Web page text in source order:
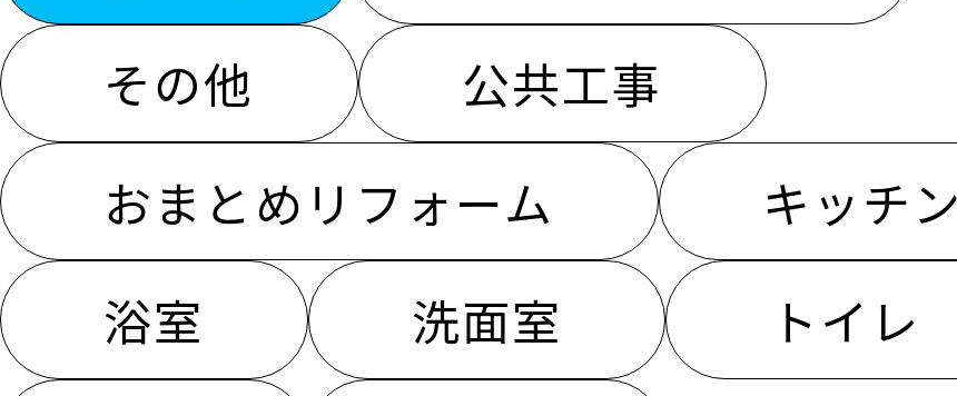
その他
公共工事
おまとめリフォーム
キッチン
浴室
洗面室 トイレ